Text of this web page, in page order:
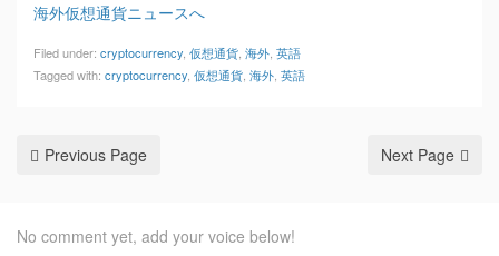
海外仮想通貨ニュースへ
Filed under: cryptocurrency 仮想通貨 海外 英語
Tagged with: cryptocurrency 仮想通貨 海外 英語
Previous Page Next Page
No comment yet, add your voice below!